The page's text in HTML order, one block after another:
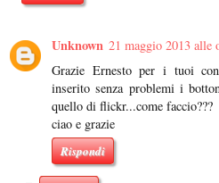
Unknown 21 maggio 2013 alle
Grazie Ernesto per i tuoi
inserito senza problemi i
quello di flickr...come faccio???
ciao e grazie
Rispondi